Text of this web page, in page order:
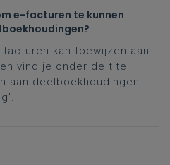
e-facturen te kunnen
kan toewijzen aan
vind je onder de titel
aan deelboekhoudingen'